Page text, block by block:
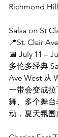
Richmond
Salsa on St
📍St. Clair
📅 July 11 –
多伦多经典
Ave West 从
一带会变成
舞、多个舞
动，夏天氛围